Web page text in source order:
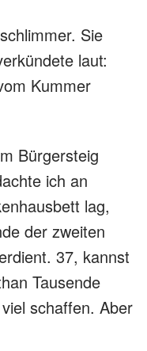
Sie
laut:
Kummer
Bürgersteig
ich an
lag,
der zweiten
37, kannst
Tausende
schaffen. Aber